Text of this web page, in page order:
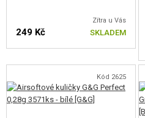
technologickými řešeními, která
uživatele, a zároveň podporuje jak
bezkomutátorové motory. Aster II má
podmínkami.
VLASTNOSTI ASTER II
Zítra u Vás
249 Kč SKLADEM
Kód 2625